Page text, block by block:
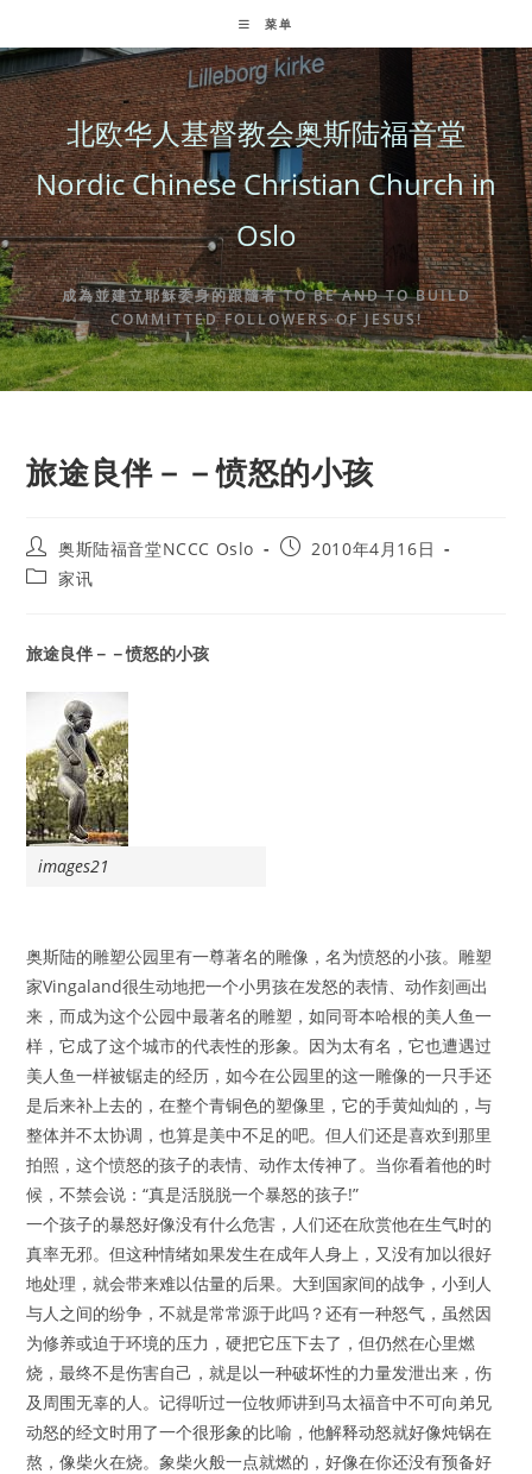
to
content
菜单
北欧华人基督教会奥斯陆福音堂
Nordic Chinese Christian Church in
Oslo
成為並建立耶穌委身的跟隨者 TO BE AND TO BUILD
COMMITTED FOLLOWERS OF JESUS!
旅途良伴－－愤怒的小孩
Post
author:
奥斯陆福音堂NCCC Oslo
Post2010年4月16日
Post家讯
旅途良伴－－愤怒的小孩
images21
奥斯陆的雕塑公园里有一尊著名的雕像，名为愤怒的小孩。雕塑
家Vingaland很生动地把一个小男孩在发怒的表情、动作刻画出
来，而成为这个公园中最著名的雕塑，如同哥本哈根的美人鱼一
样，它成了这个城市的代表性的形象。因为太有名，它也遭遇过
美人鱼一样被锯走的经历，如今在公园里的这一雕像的一只手还
是后来补上去的，在整个青铜色的塑像里，它的手黄灿灿的，与
整体并不太协调，也算是美中不足的吧。但人们还是喜欢到那里
拍照，这个愤怒的孩子的表情、动作太传神了。当你看着他的时
候，不禁会说：“真是活脱脱一个暴怒的孩子!”
一个孩子的暴怒好像没有什么危害，人们还在欣赏他在生气时的
真率无邪。但这种情绪如果发生在成年人身上，又没有加以很好
地处理，就会带来难以估量的后果。大到国家间的战争，小到人
与人之间的纷争，不就是常常源于此吗？还有一种怒气，虽然因
为修养或迫于环境的压力，硬把它压下去了，但仍然在心里燃
烧，最终不是伤害自己，就是以一种破坏性的力量发泄出来，伤
及周围无辜的人。记得听过一位牧师讲到马太福音中不可向弟兄
动怒的经文时用了一个很形象的比喻，他解释动怒就好像炖锅在
熬，像柴火在烧。象柴火般一点就燃的，好像在你还没有预备好